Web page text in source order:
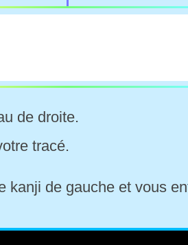
de droite.
tracé.
kanji de gauche et vous